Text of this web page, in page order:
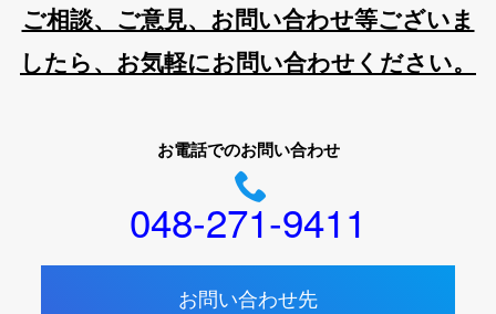
ご相談、ご意見、お問い合わせ等ございま
したら、お気軽にお問い合わせください。
お電話でのお問い合わせ
048-271-9411
お問い合わせ先